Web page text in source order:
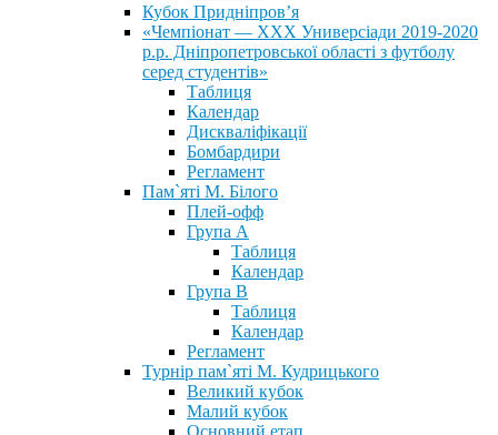
Кубок Придніпров’я
«Чемпіонат — ХХХ Универсіади 2019-2020
р.р. Дніпропетровської області з футболу
серед студентів»
Таблиця
Календар
Дискваліфікації
Бомбардири
Регламент
Пам`яті М. Білого
Плей-офф
Група А
Таблиця
Календар
Група В
Таблиця
Календар
Регламент
Турнір пам`яті М. Кудрицького
Великий кубок
Малий кубок
Основний етап